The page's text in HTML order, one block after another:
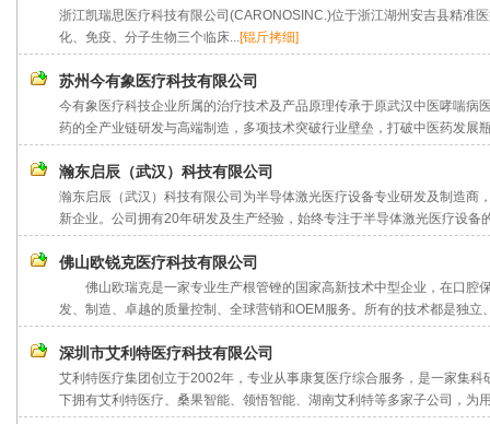
浙江凯瑞思医疗科技有限公司(CARONOSINC.)位于浙江湖州安吉县精准
化、免疫、分子生物三个临床...[锟斤拷细]
苏州今有象医疗科技有限公司
今有象医疗科技企业所属的治疗技术及产品原理传承于原武汉中医哮喘病
药的全产业链研发与高端制造，多项技术突破行业壁垒，打破中医药发展
瀚东启辰（武汉）科技有限公司
瀚东启辰（武汉）科技有限公司为半导体激光医疗设备专业研发及制造商
新企业。公司拥有20年研发及生产经验，始终专注于半导体激光医疗设备
佛山欧锐克医疗科技有限公司
佛山欧瑞克是一家专业生产根管锉的国家高新技术中型企业，在口
发、制造、卓越的质量控制、全球营销和OEM服务。所有的技术都是独立
深圳市艾利特医疗科技有限公司
艾利特医疗集团创立于2002年，专业从事康复医疗综合服务，是一家集
下拥有艾利特医疗、桑果智能、领悟智能、湖南艾利特等多家子公司，为